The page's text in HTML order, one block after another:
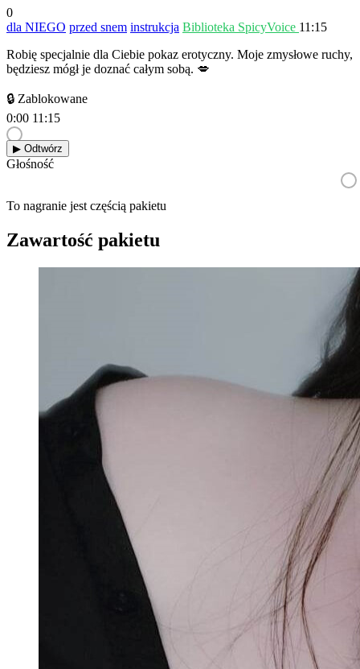
0
dla NIEGO przed snem instrukcja Biblioteka SpicyVoice 11:15
Robię specjalnie dla Ciebie pokaz erotyczny. Moje zmysłowe ruchy,
będziesz mógł je doznać całym sobą. 💋
🔒 Zablokowane
0:00 11:15
▶︎ Odtwórz
Głośność
To nagranie jest częścią pakietu
Zawartość pakietu